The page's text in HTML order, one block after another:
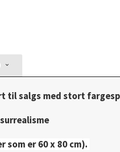
til salgs med stort
er 60 x 80 cm).